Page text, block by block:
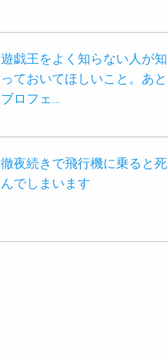
遊戯王をよく知らない人が知
っておいてほしいこと。あと
ブロフェ…
徹夜続きで飛行機に乗ると死
んでしまいます